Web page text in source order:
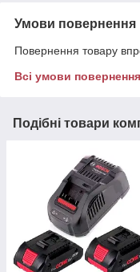
Умови повернення
Повернення товару
Всі умови повернення
Подібні товари